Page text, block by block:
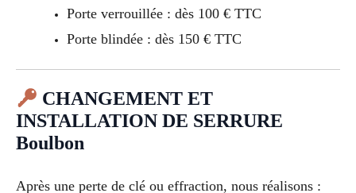
Porte verrouillée : dès 100 € TTC
Porte blindée : dès 150 € TTC
CHANGEMENT ET
INSTALLATION DE SERRURE
Boulbon
Après une perte de clé ou effraction, nous réalisons :